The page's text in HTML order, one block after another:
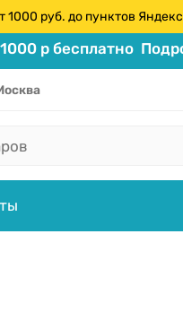
руб. до пунктов
р бесплатно